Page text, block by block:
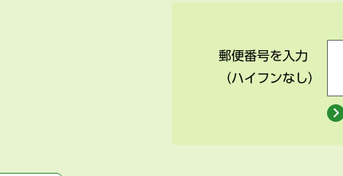
郵便番号を入力
（ハイフンなし）